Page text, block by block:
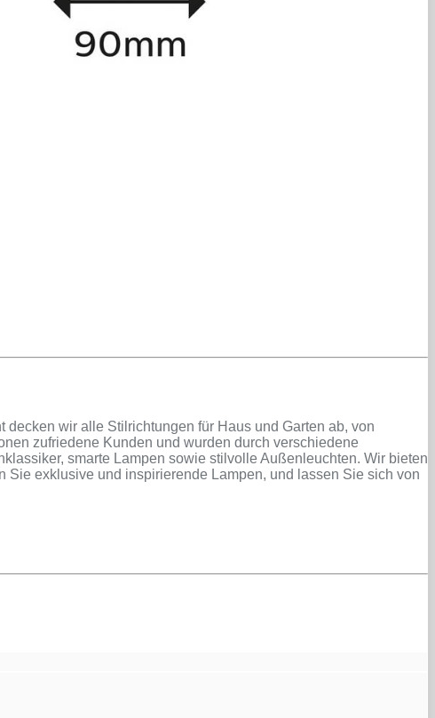
wir alle Stilrichtungen für Haus und Garten ab, von
zufriedene Kunden und wurden durch verschiedene
smarte Lampen sowie stilvolle Außenleuchten. Wir bieten
exklusive und inspirierende Lampen, und lassen Sie sich von